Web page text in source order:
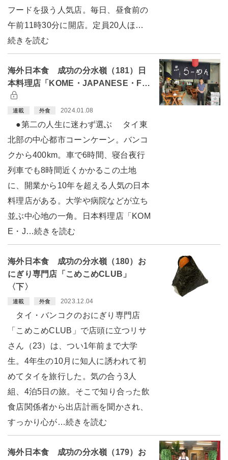
フードを扱う人気店。毎日、昼食前の
午前11時30分に開店。定員20人ほ…
続きを読む
海外日本食 成功の分水嶺（181）日
本料理店「KOME・JAPANESE・F…
連載 外食 2024.01.08
●第二の人生に迷わず選ぶ タイ東
北部の中心都市コーンケーン。バンコ
クから400km。車で6時間、寝台夜行
列車でも8時間近くかかるこの土地
に、開業から10年を超える人気の日本
料理店がある。大学や病院などが立ち
並ぶ中心地の一角。日本料理店「KOM
E・J…続きを読む
海外日本食 成功の分水嶺（180）お
にぎり専門店「こめこめCLUB」
〈下〉
連載 外食 2023.12.04
タイ・バンコクのおにぎり専門店
「こめこめCLUB」で店頭に立つリサ
さん（23）は、つい1年前まで大学
生。4年生の10月に知人に誘われて初
めてタイを旅行した。気の合う3人
組、4泊5日の旅。そこで知り合った飲
食店関係者から出店計画を聞かされ、
すっかり心が…続きを読む
海外日本食 成功の分水嶺（179）お